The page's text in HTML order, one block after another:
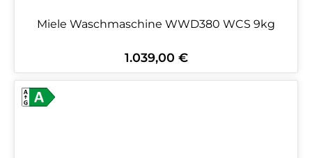
Miele Waschmaschine WWD380 WCS 9kg
Regulärer Preis:
1.039,00 €